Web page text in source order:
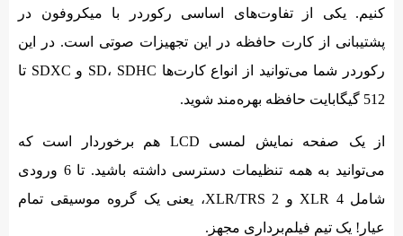
کنیم. یکی از تفاوت‌های اساسی رکوردر با میکروفون در
پشتیبانی از کارت حافظه در این تجهیزات صوتی است. در این
رکوردر شما می‌توانید از انواع کارت‌ها SD،‌ SDHC و SDXC تا
512 گیگابایت حافظه بهره‌مند شوید.
از یک صفحه نمایش لمسی LCD هم برخوردار است که
می‌توانید به همه تنظیمات دسترسی داشته باشید. تا 6 ورودی
شامل 4 XLR و 2 XLR/TRS، یعنی یک گروه موسیقی تمام
عیار! یک تیم فیلم‌برداری مجهز.